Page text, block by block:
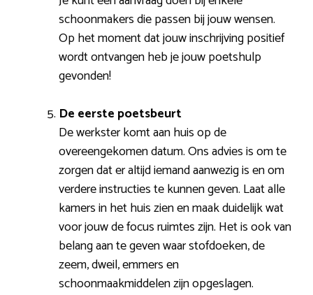
schoonmakers die passen bij jouw wensen.
Op het moment dat jouw inschrijving positief
wordt ontvangen heb je jouw poetshulp
gevonden!
De eerste poetsbeurt
De werkster komt aan huis op de
overeengekomen datum. Ons advies is om te
zorgen dat er altijd iemand aanwezig is en om
verdere instructies te kunnen geven. Laat alle
kamers in het huis zien en maak duidelijk wat
voor jouw de focus ruimtes zijn. Het is ook van
belang aan te geven waar stofdoeken, de
zeem, dweil, emmers en
schoonmaakmiddelen zijn opgeslagen.